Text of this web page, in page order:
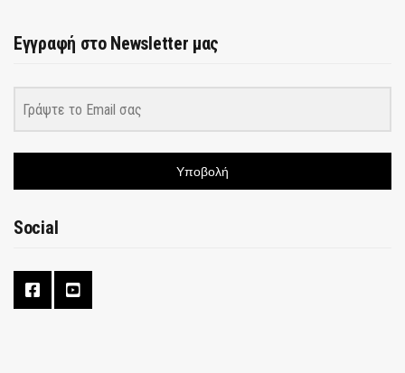
Εγγραφή στο Newsletter μας
Υποβολή
Social